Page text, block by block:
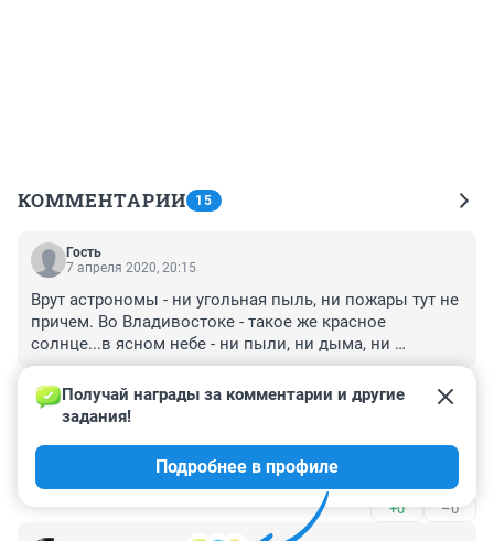
КОММЕНТАРИИ 15
Гость
7 апреля 2020, 20:15
Врут астрономы - ни угольная пыль, ни пожары тут не
причем. Во Владивостоке - такое же красное
солнце...в ясном небе - ни пыли, ни дыма, ни
облачка!!!
–0
Гость
+0 –0
Получай награды за комментарии и другие
задания!
Подробнее в профиле